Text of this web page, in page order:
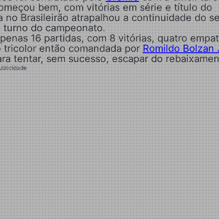
bem, com vitórias em série e título do
no Brasileirão atrapalhou a continuidade do
turno do campeonato.
16 partidas, com 8 vitórias, quatro
tricolor então comandada porRomildo Bolzan
tentar, sem sucesso, escapar do